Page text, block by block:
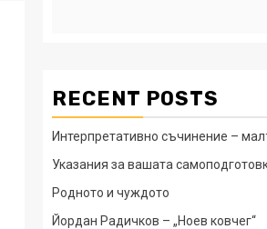
RECENT POSTS
Интерпретативно съчинение –
Указания за вашата
Родното и чуждото
Йордан Радичков – „Ноев ковчег“